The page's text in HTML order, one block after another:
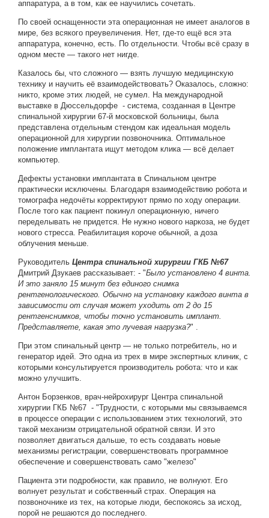
аппаратура, а в том, как ее научились сочетать.
По своей оснащенности эта операционная не имеет аналогов в
мире, без всякого преувеличения. Нет, где-то ещё вся эта
аппаратура, конечно, есть. По отдельности. Чтобы всё сразу в
одном месте — такого нет нигде.
Казалось бы, что сложного — взять лучшую медицинскую
технику и научить её взаимодействовать? Оказалось, сложно:
никто, кроме этих людей, не сумел. На международной
выставке в Дюссельдорфе - система, созданная в Центре
спинальной хирургии 67-й московской больницы, была
представлена отдельным стендом как идеальная модель
операционной для хирургии позвоночника. Оптимальное
положение имплантата ищут методом клика — всё делает
компьютер.
Дефекты установки имплантата в Спинальном центре
практически исключены. Благодаря взаимодействию робота и
томографа недочёты корректируют прямо по ходу операции.
После того как пациент покинул операционную, ничего
переделывать не придется. Не нужно нового наркоза, не будет
нового стресса. Реабилитация короче обычной, а доза
облучения меньше.
Руководитель Центра спинальной хирургии ГКБ №67
Дмитрий Дзукаев рассказывает: - "Было установлено 4 винта.
И это заняло 15 минут без единого снимка
рентгенологического. Обычно на установку каждого винта в
зависимости от случая может уходить от 2 до 15
рентгенснимков, чтобы точно установить имплант.
Представляете, какая это лучевая нагрузка?" .
При этом спинальный центр — не только потребитель, но и
генератор идей. Это одна из трех в мире экспертных клиник, с
которыми консультируется производитель робота: что и как
можно улучшить.
Антон Борзенков, врач-нейрохирург Центра спинальной
хирургии ГКБ №67 - "Трудности, с которыми мы связываемся
в процессе операции с использованием этих технологий, это
такой механизм отрицательной обратной связи. И это
позволяет двигаться дальше, то есть создавать новые
механизмы регистрации, совершенствовать программное
обеспечение и совершенствовать само "железо"
Пациента эти подробности, как правило, не волнуют. Его
волнует результат и собственный страх. Операция на
позвоночнике из тех, на которые люди, беспокоясь за исход,
порой не решаются до последнего.